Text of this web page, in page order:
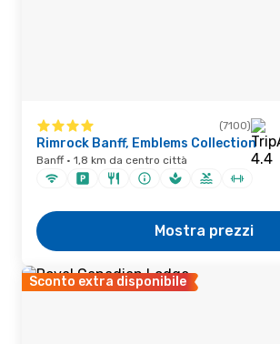
(7100)
Rimrock Banff, Emblems Collection
Banff · 1,8 km da centro città
Mostra prezzi
Sconto extra disponibile